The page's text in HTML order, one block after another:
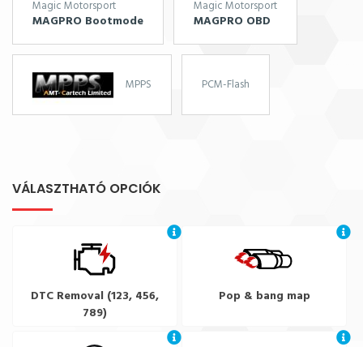
Magic Motorsport
MAGPRO Bootmode
Magic Motorsport
MAGPRO OBD
MPPS PCM-Flash
VÁLASZTHATÓ OPCIÓK
DTC Removal (123, 456,
789)
Pop & bang map